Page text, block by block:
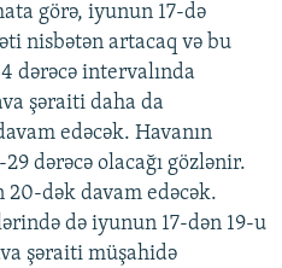
görə, iyunun 17-də
nisbətən artacaq və bu
dərəcə intervalında
şəraiti daha da
edəcək. Havanın
dərəcə olacağı gözlənir.
20-dək davam edəcək.
də iyunun 17-dən 19-u
şəraiti müşahidə